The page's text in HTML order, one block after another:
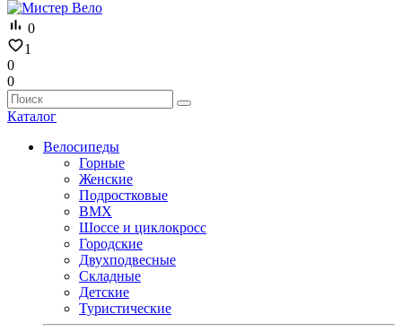
0
1
0
0
Каталог
Велосипеды
Горные
Женские
Подростковые
BMX
Шоссе и циклокросс
Городские
Двухподвесные
Складные
Детские
Туристические